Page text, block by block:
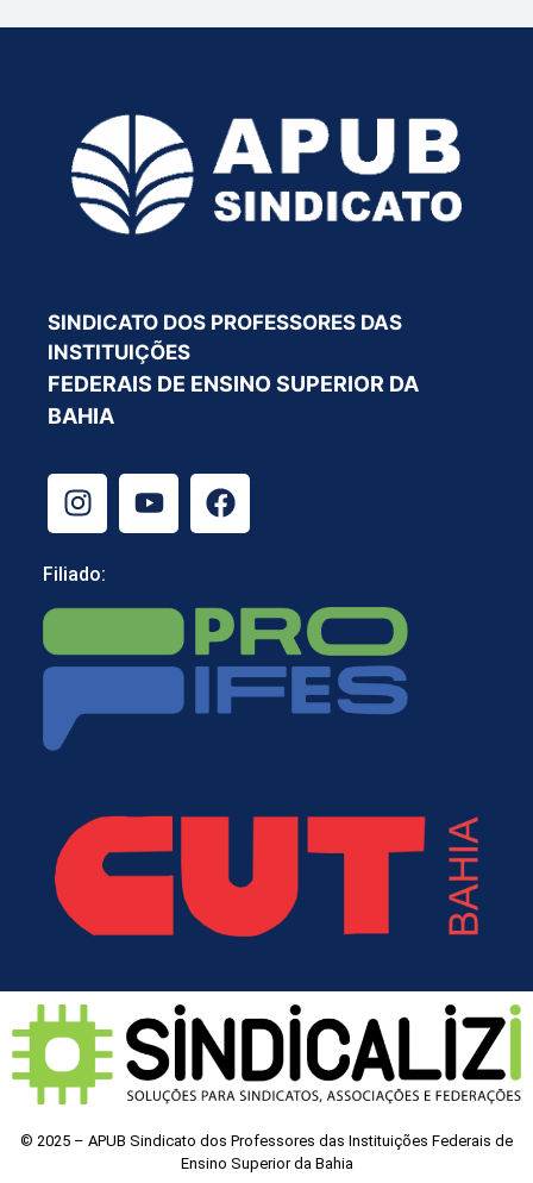
SINDICATO DOS PROFESSORES DAS
INSTITUIÇÕES
FEDERAIS DE ENSINO SUPERIOR DA
BAHIA
Filiado:
© 2025 – APUB Sindicato dos Professores das Instituições Federais de
Ensino Superior da Bahia